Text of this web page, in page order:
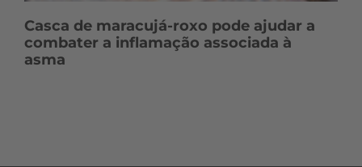
Casca de maracujá-roxo pode ajudar a
combater a inflamação associada à
asma